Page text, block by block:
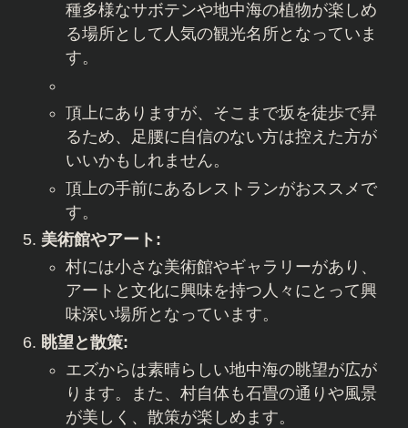
種多様なサボテンや地中海の植物が楽しめ
る場所として人気の観光名所となっていま
す。
頂上にありますが、そこまで坂を徒歩で昇
るため、足腰に自信のない方は控えた方が
いいかもしれません。
頂上の手前にあるレストランがおススメで
す。
美術館やアート:
村には小さな美術館やギャラリーがあり、
アートと文化に興味を持つ人々にとって興
味深い場所となっています。
眺望と散策:
エズからは素晴らしい地中海の眺望が広が
ります。また、村自体も石畳の通りや風景
が美しく、散策が楽しめます。